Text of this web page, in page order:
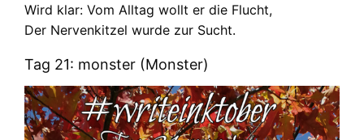
Wird klar: Vom Alltag wollt er die Flucht,
Der Nervenkitzel wurde zur Sucht.
Tag 21: monster (Monster)